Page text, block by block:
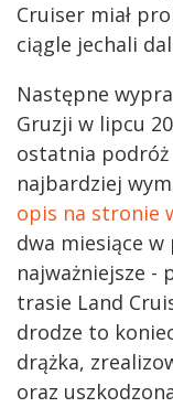
Cruiser miał
ciągle jechali
Następne
Gruzji w lipcu
ostatnia podróż
najbardziej
opis na stronie
dwa miesiące w
najważniejsze -
trasie Land
drodze to
drążka,
oraz